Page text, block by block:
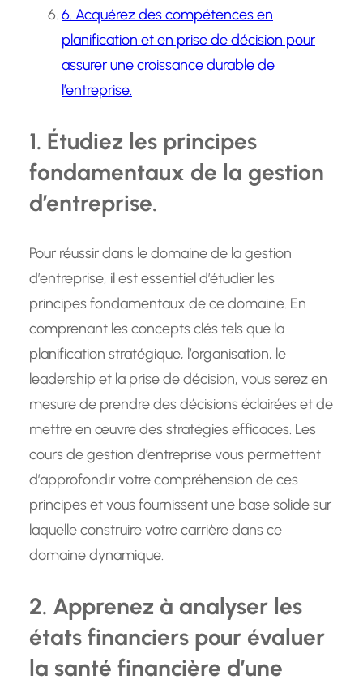
6. Acquérez des compétences en
planification et en prise de décision pour
assurer une croissance durable de
l’entreprise.
1. Étudiez les principes
fondamentaux de la gestion
d’entreprise.
Pour réussir dans le domaine de la gestion
d’entreprise, il est essentiel d’étudier les
principes fondamentaux de ce domaine. En
comprenant les concepts clés tels que la
planification stratégique, l’organisation, le
leadership et la prise de décision, vous serez en
mesure de prendre des décisions éclairées et de
mettre en œuvre des stratégies efficaces. Les
cours de gestion d’entreprise vous permettent
d’approfondir votre compréhension de ces
principes et vous fournissent une base solide sur
laquelle construire votre carrière dans ce
domaine dynamique.
2. Apprenez à analyser les
états financiers pour évaluer
la santé financière d’une